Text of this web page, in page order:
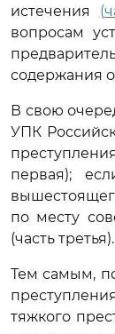
истечения
вопросам
содержания
В свою
УПК
первая);
по месту
(часть третья).
Тем самым,
тяжкого